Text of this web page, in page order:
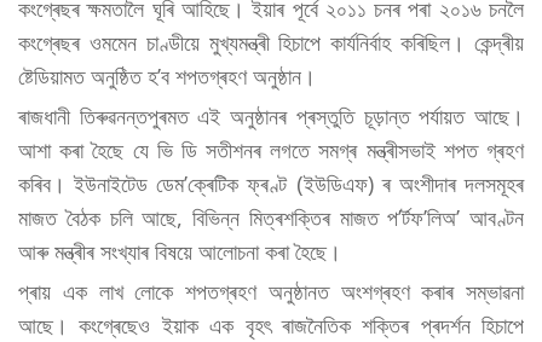
কংগ্ৰেছৰ ক্ষমতালৈ ঘূৰি আহিছে। ইয়াৰ পূৰ্বে ২০১১ চনৰ পৰা ২০১৬ চনলৈ
কংগ্ৰেছৰ ওমমেন চাণ্ডীয়ে মুখ্যমন্ত্ৰী হিচাপে কাৰ্যনিৰ্বাহ কৰিছিল। কেন্দ্ৰীয়
ষ্টেডিয়ামত অনুষ্ঠিত হ’ব শপতগ্ৰহণ অনুষ্ঠান।
ৰাজধানী তিৰুৱনন্তপুৰমত এই অনুষ্ঠানৰ প্ৰস্তুতি চূড়ান্ত পৰ্যায়ত আছে।
আশা কৰা হৈছে যে ভি ডি সতীশনৰ লগতে সমগ্ৰ মন্ত্ৰীসভাই শপত গ্ৰহণ
কৰিব। ইউনাইটেড ডেম’ক্ৰেটিক ফ্ৰণ্ট (ইউডিএফ) ৰ অংশীদাৰ দলসমূহৰ
মাজত বৈঠক চলি আছে, বিভিন্ন মিত্ৰশক্তিৰ মাজত প’ৰ্টফ’লিঅ’ আবণ্টন
আৰু মন্ত্ৰীৰ সংখ্যাৰ বিষয়ে আলোচনা কৰা হৈছে।
প্ৰায় এক লাখ লোকে শপতগ্ৰহণ অনুষ্ঠানত অংশগ্ৰহণ কৰাৰ সম্ভাৱনা
আছে। কংগ্ৰেছেও ইয়াক এক বৃহৎ ৰাজনৈতিক শক্তিৰ প্ৰদৰ্শন হিচাপে